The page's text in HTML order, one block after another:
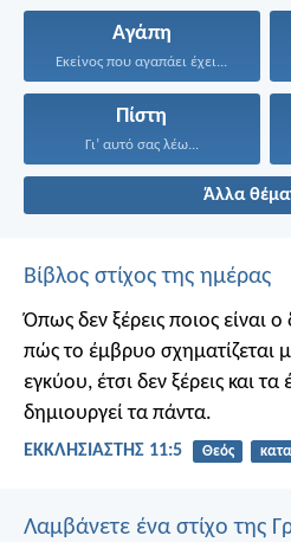
Αγάπη
Εκείνος που αγαπάει έχει...
Πίστη
Γι’ αυτό σας λέω...
Άλλα
Βίβλος στίχος της ημέρας
Όπως δεν ξέρεις ποιος είναι
πώς το έμβρυο σχηματίζεται
εγκύου, έτσι δεν ξέρεις και
δημιουργεί τα πάντα.
ΕΚΚΛΗΣΙΑΣΤΗΣ 11:5 Θεός
Λαμβάνετε ένα στίχο της